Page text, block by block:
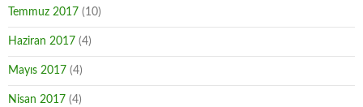
Temmuz 2017 (10)
Haziran 2017 (4)
Mayıs 2017 (4)
Nisan 2017 (4)